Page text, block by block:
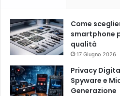
Come
smartphone
qualità
17 Giugno 2026
Privacy
Spyware e
Generazione